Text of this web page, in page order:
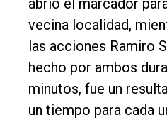
Cultura
Entrevistas
Rural
Deportes
Fúnebres
vecina localidad,
las acciones Ramiro
hecho por ambos
minutos, fue un
un tiempo para cada